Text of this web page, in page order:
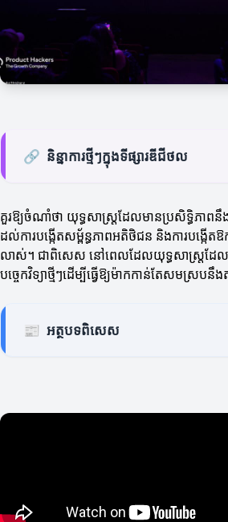
🔗 និន្នាការថ្មីៗក្នុងទីផ្សារឌីជីថល
គួរឱ្យចំណាំថា យុទ្ធសាស្ត្រដែលមានប្រសិទ្ធិភាព
ដល់ការបង្កើតសម្ព័ន្ធភាពអតិថិជន និងការបង្កើត
លាស់។ ជាពិសេស នៅពេលដែលយុទ្ធសាស្ត្រដែលប
បច្ចេកវិទ្យាថ្មីៗដើម្បីធ្វើឱ្យម៉ាកកាន់តែសមស្រប
📰 អត្ថបទពិសេស